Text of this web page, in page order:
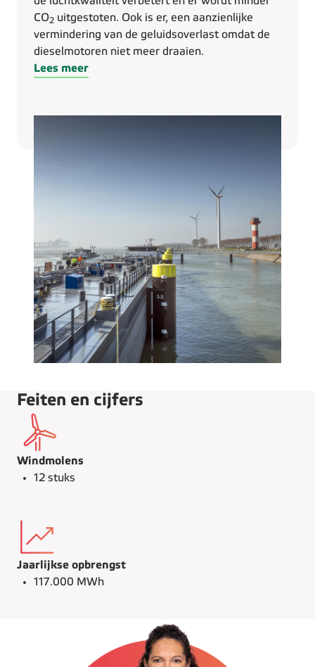
CO2 uitgestoten. Ook is er, een aanzienlijke
vermindering van de geluidsoverlast omdat de
dieselmotoren niet meer draaien.
Lees meer
Feiten en cijfers
Windmolens
12 stuks
Jaarlijkse opbrengst
117.000 MWh